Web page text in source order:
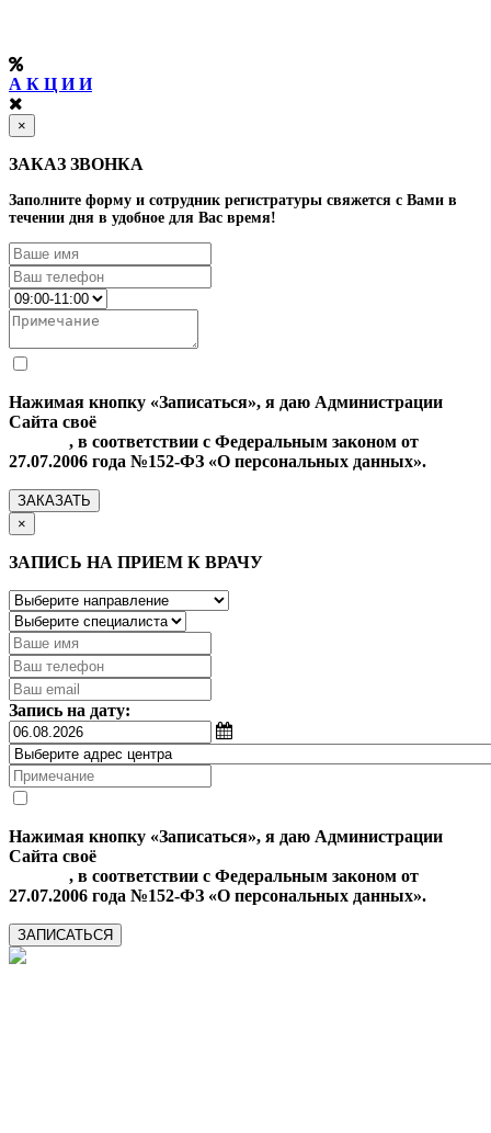
А К Ц И И
×
ЗАКАЗ ЗВОНКА
Заполните форму и сотрудник регистратуры свяжется с Вами в
течении дня в удобное для Вас время!
Нажимая кнопку «Записаться», я даю Администрации
Сайта своё
, в соответствии с Федеральным законом от
27.07.2006 года №152-ФЗ «О персональных данных».
ЗАКАЗАТЬ
×
ЗАПИСЬ НА ПРИЕМ К ВРАЧУ
Запись на дату:
Нажимая кнопку «Записаться», я даю Администрации
Сайта своё
, в соответствии с Федеральным законом от
27.07.2006 года №152-ФЗ «О персональных данных».
ЗАПИСАТЬСЯ